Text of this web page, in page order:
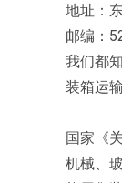
地址：
邮编：
我们都
装箱运输
国家《
机械、